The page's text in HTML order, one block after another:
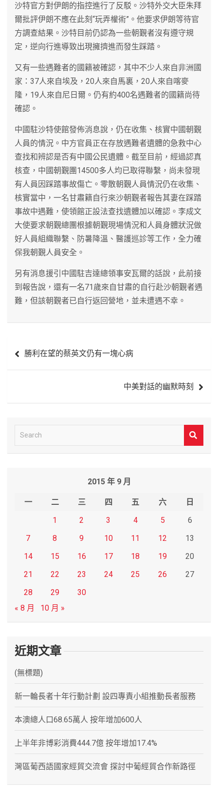
沙特官方對伊朗的指控進行了反駁。沙特外交大臣朱拜
爾批評伊朗不應在此刻“玩弄權術”。他要求伊朗等待官
方調查結果。沙特目前仍認為一些朝覲者沒有遵守規
定，逆向行進導致出現擁擠進而發生踩踏。
又有一些遇難者的國籍被確認，其中不少人來自非洲國
家：37人來自埃及，20人來自馬裏，20人來自喀麥
隆，19人來自尼日爾。仍有約400名遇難者的國籍尚待
確認。
中國駐沙特使館發佈消息說，仍在收集、核實中國朝覲
人員的情況。中方官員正在存放遇難者遺體的急救中心
查找和辨認是否有中國公民遺體。截至目前，經過認真
核查，中國朝覲團14500多人均已取得聯繫，尚未發現
有人員因踩踏事故傷亡。零散朝覲人員情況仍在收集、
核實當中，一名甘肅籍自行來沙朝覲者報告其妻在踩踏
事故中遇難，使領館正設法查找遺體加以確認。李成文
大使要求朝覲總團根據朝覲現場情況和人員身體狀況做
好人員組織聯繫、防暑降溫、醫護巡診等工作，全力確
保我朝覲人員安全。
另有消息援引中國駐吉達總領事安瓦爾的話說，此前接
到報告說，還有一名71歲來自甘肅的自行赴沙朝覲者遇
難，但該朝覲者已自行返回營地，並未遭遇不幸。
章
勝利在望的蔡英文仍有一塊心病
中美對話的幽默時刻
e
2015 年 9 月
一 二 三 四 五 六
日
1
2 3 4 5
6
7
8 9 10 11 12
13
14
15 16 17 18 19
20
21
22 23 24 25 26
27
28
29
30
« 8 月
10 月 »
近期文章
(無標題)
新一輪長者十年行動計劃 設四專責小組推動長者服務
本澳總人口68.65萬人 按年增加600人
上半年非博彩消費444.7億 按年增加17.4%
灣區葡西語國家經貿交流會 探討中葡經貿合作新路徑